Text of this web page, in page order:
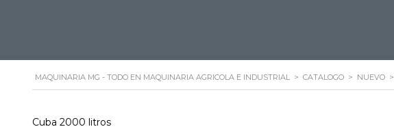
MAQUINARIA MG - TODO EN MAQUINARIA AGRICOLA E INDUSTRIAL > CATALOGO > NUEVO >
Cuba 2000 litros